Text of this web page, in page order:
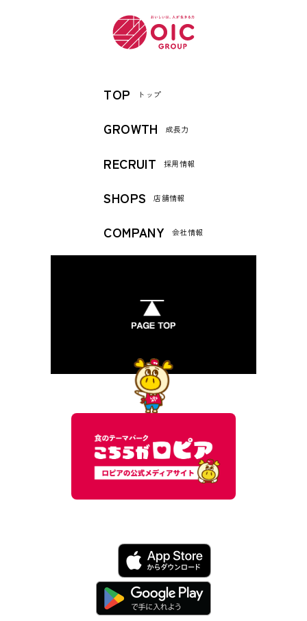
TOP トップ
GROWTH 成長力
RECRUIT 採用情報
SHOPS 店舗情報
COMPANY 会社情報